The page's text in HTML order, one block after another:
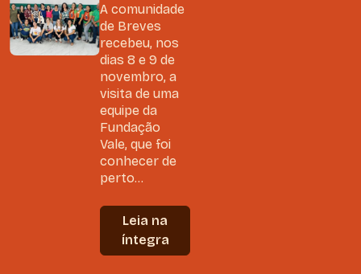
A comunidade
de Breves
recebeu, nos
dias 8 e 9 de
novembro, a
visita de uma
equipe da
Fundação
Vale, que foi
conhecer de
perto...
Leia na
íntegra